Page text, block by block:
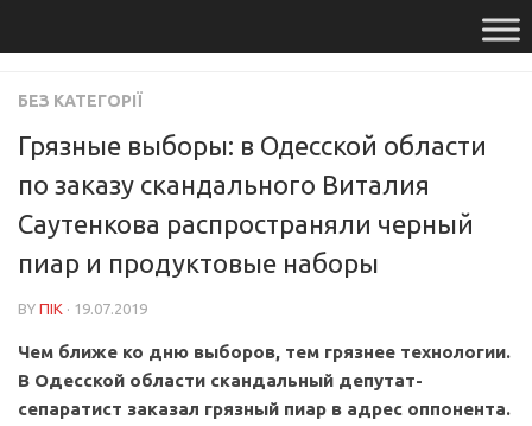
БЕЗ КАТЕГОРІЇ
Грязные выборы: в Одесской области
по заказу скандального Виталия
Саутенкова распространяли черный
пиар и продуктовые наборы
BY ПІК · 19.07.2019
Чем ближе ко дню выборов, тем грязнее технологии.
В Одесской области скандальный депутат-
сепаратист заказал грязный пиар в адрес оппонента.